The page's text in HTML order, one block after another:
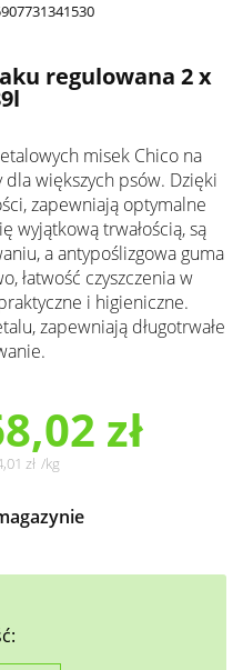
regulowana 2 x
misek Chico na
większych psów. Dzięki
zapewniają optymalne
wyjątkową trwałością, są
a antypoślizgowa guma
łatwość czyszczenia w
i higieniczne.
zapewniają długotrwałe
zł
zł /kg